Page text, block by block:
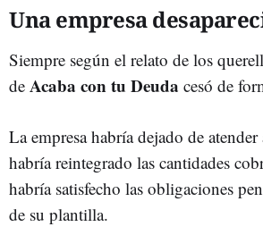
Una empresa
Siempre según el relato de los
de Acaba con tu Deuda cesó de
La empresa habría dejado de
habría reintegrado las cantidades
habría satisfecho las obligaciones
de su plantilla.